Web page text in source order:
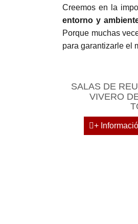
Creemos en la
entorno y
Porque muchas
para garantizarle el
SALAS DE
VIVERO
+